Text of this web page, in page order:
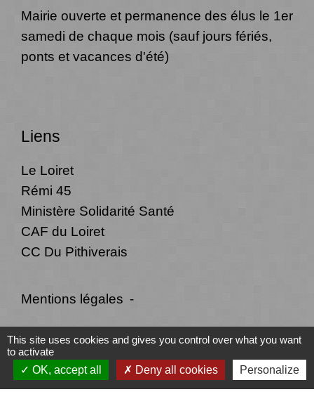
Mairie ouverte et permanence des élus le 1er
samedi de chaque mois (sauf jours fériés,
ponts et vacances d'été)
Liens
Le Loiret
Rémi 45
Ministère Solidarité Santé
CAF du Loiret
CC Du Pithiverais
Mentions légales -
Politique de confidentialité - Accessibilité -
Plan du site - Gestion des cookies
This site uses cookies and gives you control over what you want
to activate
OK, accept all
Deny all cookies Personalize